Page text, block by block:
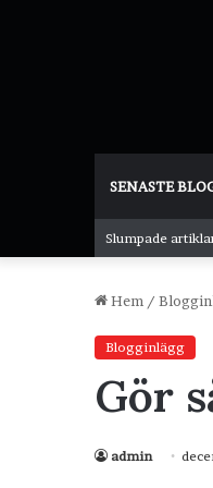
SENASTE
Slumpade
Hem /
Blogginlägg
Gör
admin